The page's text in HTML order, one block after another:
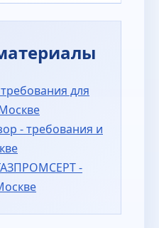
для
- требования и
-